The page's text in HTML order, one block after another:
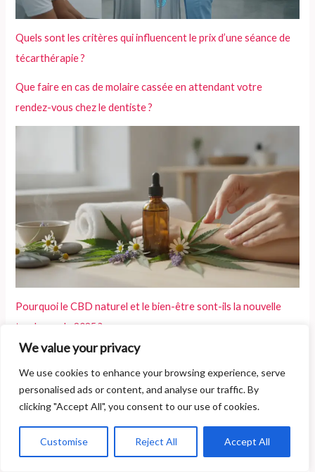
We value your privacy
We use cookies to enhance your browsing experience, serve
personalised ads or content, and analyse our traffic. By
clicking "Accept All", you consent to our use of cookies.
Customise Reject All Accept All
Quels sont les critères qui influencent le prix d’une séance de
técarthérapie ?
Que faire en cas de molaire cassée en attendant votre
rendez-vous chez le dentiste ?
Pourquoi le CBD naturel et le bien-être sont-ils la nouvelle
tendance de 2025 ?